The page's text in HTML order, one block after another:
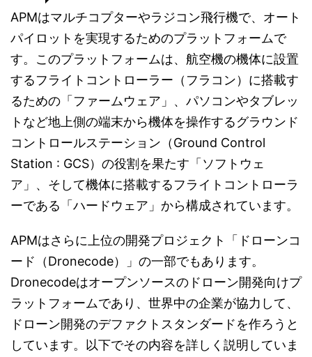
APMはマルチコプターやラジコン飛行機で、オート
パイロットを実現するためのプラットフォームで
す。このプラットフォームは、航空機の機体に設置
するフライトコントローラー（フラコン）に搭載す
るための「ファームウェア」、パソコンやタブレッ
トなど地上側の端末から機体を操作するグラウンド
コントロールステーション（Ground Control
Station : GCS）の役割を果たす「ソフトウェ
ア」、そして機体に搭載するフライトコントローラ
ーである「ハードウェア」から構成されています。
APMはさらに上位の開発プロジェクト「ドローンコ
ード（Dronecode）」の一部でもあります。
Dronecodeはオープンソースのドローン開発向けプ
ラットフォームであり、世界中の企業が協力して、
ドローン開発のデファクトスタンダードを作ろうと
しています。以下でその内容を詳しく説明していま